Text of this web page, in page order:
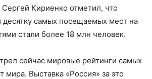
Кириенко отметил, что
десятку самых посещаемых мест на
стали более 18 млн человек.
сейчас мировые рейтинги самых
Выставка «Россия» за это